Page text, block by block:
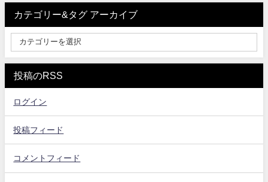
カテゴリー&タグ アーカイブ
投稿のRSS
ログイン
投稿フィード
コメントフィード